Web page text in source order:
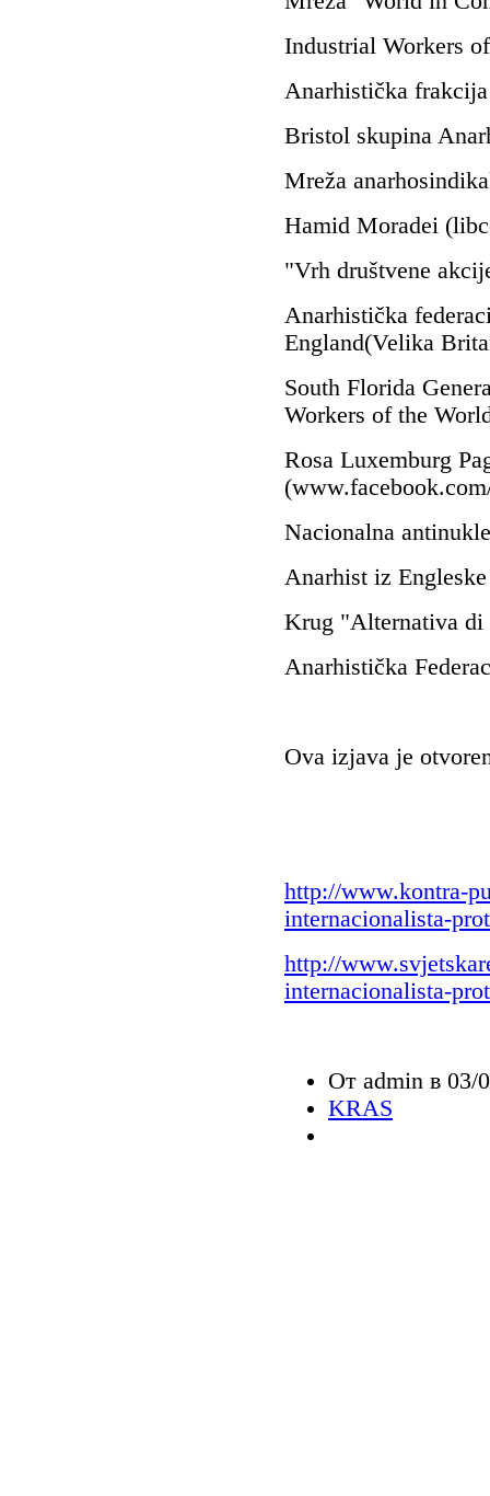
Industrial Workers
Anarhistička
Bristol skupina A
Mreža
Hamid Moradei (
"Vrh društvene
Anarhistička
England(Velika
South Florida
Workers of the
Rosa Luxemburg
(www.facebook.com
Nacionalna anti
Anarhist iz Engleske
Krug "Alternativa di
Anarhistička
Ova izjava je
http://www.kontra-
internacionalista-
http://
internacionalista-
От admin в 03/
KRAS